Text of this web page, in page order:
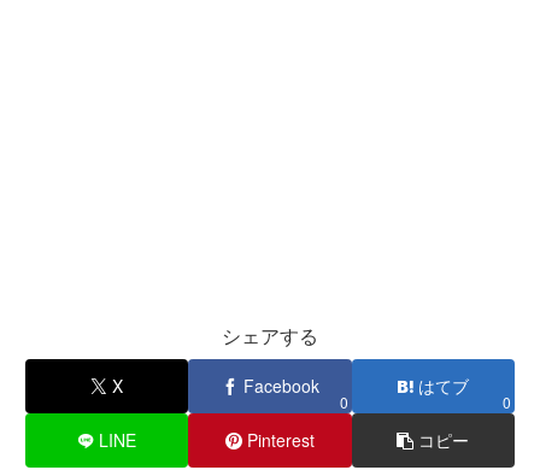
シェアする
X Facebook
0
はてブ
0
LINE Pinterest コピー